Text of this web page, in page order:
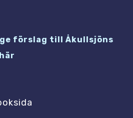
ge förslag till Åkullsjöns